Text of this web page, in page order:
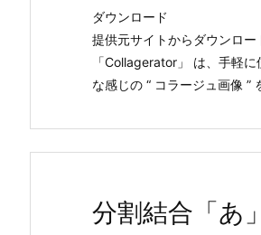
ダウンロード
提供元サイトからダウンロー
「Collagerator」 は、手軽
な感じの “ コラージュ画像 ”
分割結合「あ